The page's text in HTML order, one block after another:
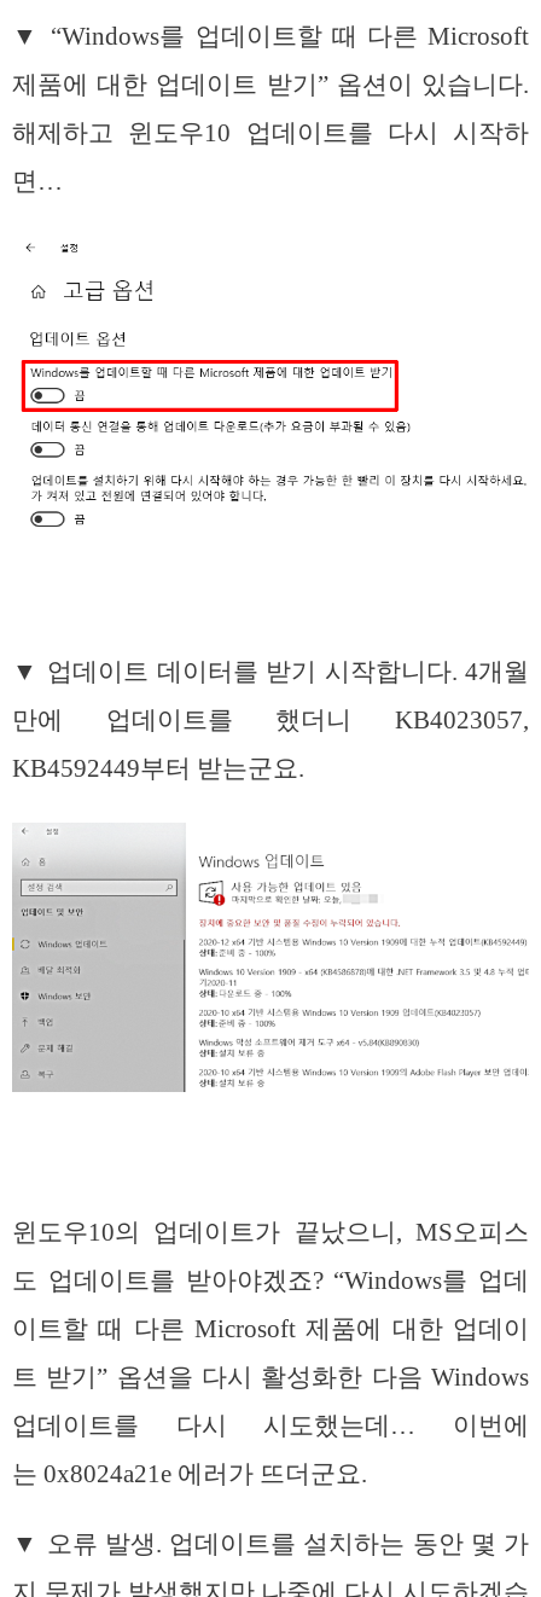
▼ “Windows를 업데이트할 때 다른 Microsoft
제품에 대한 업데이트 받기” 옵션이 있습니다.
해제하고 윈도우10 업데이트를 다시 시작하
면…
▼ 업데이트 데이터를 받기 시작합니다. 4개월
만에 업데이트를 했더니 KB4023057,
KB4592449부터 받는군요.
윈도우10의 업데이트가 끝났으니, MS오피스
도 업데이트를 받아야겠죠? “Windows를 업데
이트할 때 다른 Microsoft 제품에 대한 업데이
트 받기” 옵션을 다시 활성화한 다음 Windows
업데이트를 다시 시도했는데… 이번에
는 0x8024a21e 에러가 뜨더군요.
▼ 오류 발생. 업데이트를 설치하는 동안 몇 가